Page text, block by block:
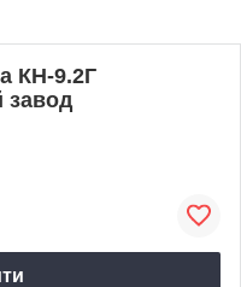
КН-9.2Г
завод